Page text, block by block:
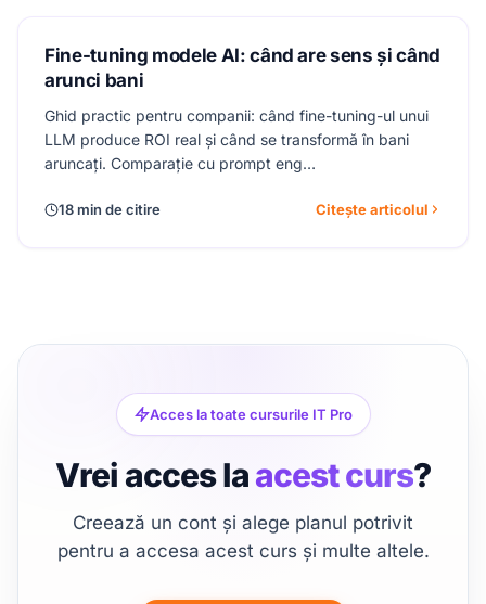
Fine-tuning modele AI: când are sens și când
arunci bani
Ghid practic pentru companii: când fine-tuning-ul unui
LLM produce ROI real și când se transformă în bani
aruncați. Comparație cu prompt eng…
18 min de citire Citește articolul
Acces la toate cursurile IT Pro
Vrei acces laacest curs?
Creează un cont și alege planul potrivit
pentru a accesa acest curs și multe altele.